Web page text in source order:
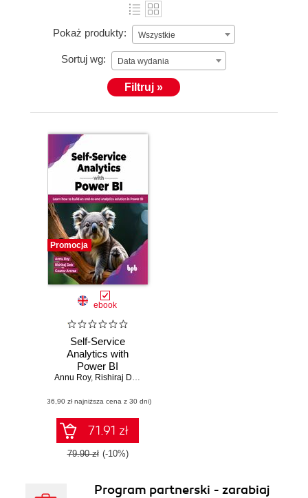
Pokaż produkty: Wszystkie
Sortuj wg: Data wydania
Filtruj »
Promocja
ebook
Self-Service
Analytics with
Power BI
Annu Roy, Rishiraj Deb
(36,90 zł najniższa cena z 30 dni)
71.91 zł
79.90 zł (-10%)
Program partnerski - zarabiaj